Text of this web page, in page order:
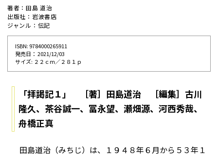
著者：田島 道治
出版社：岩波書店
ジャンル：伝記
ISBN: 9784000265911
発売⽇： 2021/12/03
サイズ: ２２ｃｍ／２８１ｐ
「拝謁記１」 ［著］田島道治 ［編集］古川
隆久、茶谷誠一、冨永望、瀬畑源、河西秀哉、
舟橋正真
田島道治（みちじ）は、１９４８年６月から５３年１